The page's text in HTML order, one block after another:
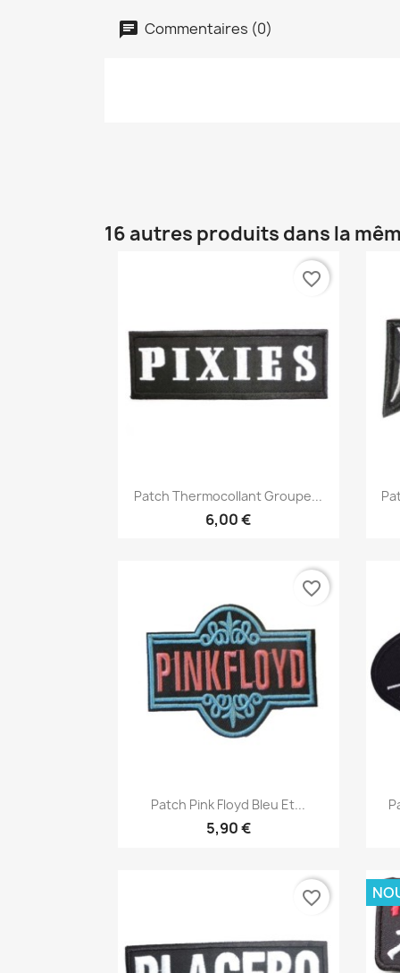
Commentaires (0)
16 autres produits dans la
Aperçu rapide
Patch Thermocollant Groupe...
6,00 €
favorite_border
 Aperçu rapide
Patch Pink Floyd Bleu Et...
5,90 €
favorite_border
favorite_border